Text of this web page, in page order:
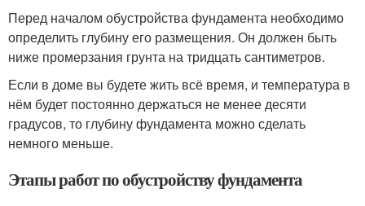
Перед началом обустройства фундамента необходимо
определить глубину его размещения. Он должен быть
ниже промерзания грунта на тридцать сантиметров.
Если в доме вы будете жить всё время, и температура в
нём будет постоянно держаться не менее десяти
градусов, то глубину фундамента можно сделать
немного меньше.
Этапы работ по обустройству фундамента